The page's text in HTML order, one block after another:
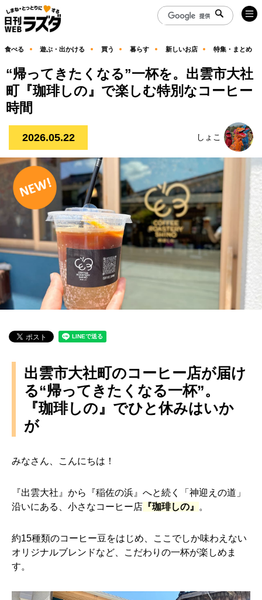
食べる 遊ぶ・出かける 買う 暮らす 新しいお店 特集・まとめ
“帰ってきたくなる”一杯を。出雲市大社
町『珈琲しの』で楽しむ特別なコーヒー
時間
2026.05.22 しょこ
出雲市大社町のコーヒー店が届け
る“帰ってきたくなる一杯”。
『珈琲しの』でひと休みはいか
が
みなさん、こんにちは！
『出雲大社』から『稲佐の浜』へと続く「神迎えの道」
沿いにある、小さなコーヒー店 『珈琲しの』 。
約15種類のコーヒー豆をはじめ、ここでしか味わえない
オリジナルブレンドなど、こだわりの一杯が楽しめま
す。